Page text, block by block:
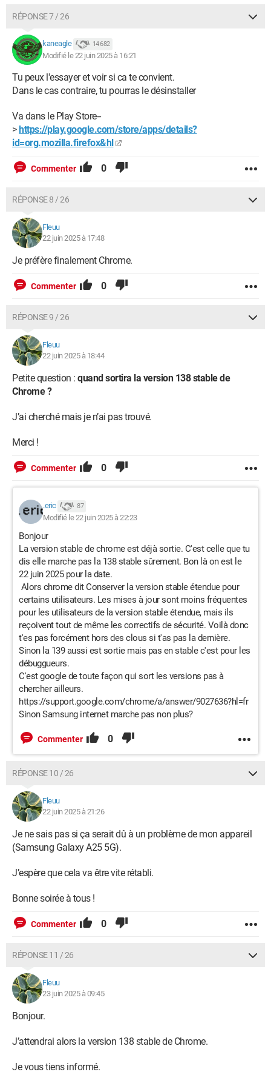
RÉPONSE 7 / 26
kaneagle 14 682
Modifié le 22 juin 2025 à 16:21
Tu peux l'essayer et voir si ca te convient.
Dans le cas contraire, tu pourras le désinstaller
Va dans le Play Store--
>https://play.google.com/store/apps/details?
id=org.mozilla.firefox&hl
Commenter 0
RÉPONSE 8 / 26
Fleuu
22 juin 2025 à 17:48
Je préfère finalement Chrome.
Commenter 0
RÉPONSE 9 / 26
Fleuu
22 juin 2025 à 18:44
Petite question : quand sortira la version 138 stable de
Chrome ?
J’ai cherché mais je n’ai pas trouvé.
Merci !
Commenter 0
.eric 87
Modifié le 22 juin 2025 à 22:23
Bonjour
La version stable de chrome est déjà sortie. C'est celle que tu
dis elle marche pas la 138 stable sûrement. Bon là on est le
22 juin 2025 pour la date.
Alors chrome dit Conserver la version stable étendue pour
certains utilisateurs. Les mises à jour sont moins fréquentes
pour les utilisateurs de la version stable étendue, mais ils
reçoivent tout de même les correctifs de sécurité. Voilà donc
t'es pas forcément hors des clous si t'as pas la dernière.
Sinon la 139 aussi est sortie mais pas en stable c'est pour les
débuggueurs.
C'est google de toute façon qui sort les versions pas à
chercher ailleurs.
https://support.google.com/chrome/a/answer/9027636?hl=fr
Sinon Samsung internet marche pas non plus?
Commenter 0
RÉPONSE 10 / 26
Fleuu
22 juin 2025 à 21:26
Je ne sais pas si ça serait dû à un problème de mon appareil
(Samsung Galaxy A25 5G).
J’espère que cela va être vite rétabli.
Bonne soirée à tous !
Commenter 0
RÉPONSE 11 / 26
Fleuu
23 juin 2025 à 09:45
Bonjour.
J’attendrai alors la version 138 stable de Chrome.
Je vous tiens informé.